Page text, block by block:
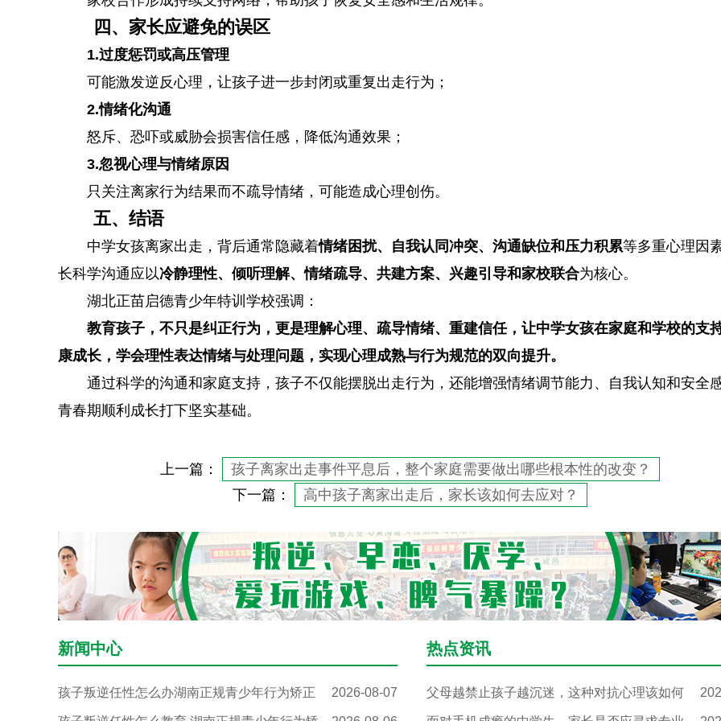
四、家长应避免的误区
1.过度惩罚或高压管理
可能激发逆反心理，让孩子进一步封闭或重复出走行为；
2.情绪化沟通
怒斥、恐吓或威胁会损害信任感，降低沟通效果；
3.忽视心理与情绪原因
只关注离家行为结果而不疏导情绪，可能造成心理创伤。
五、结语
中学女孩离家出走，背后通常隐藏着情绪困扰、自我认同冲突、沟通缺位和压力积累等多重心理因
长科学沟通应以冷静理性、倾听理解、情绪疏导、共建方案、兴趣引导和家校联合为核心。
湖北正苗启德青少年特训学校强调：
教育孩子，不只是纠正行为，更是理解心理、疏导情绪、重建信任，让中学女孩在家庭和学校的支
康成长，学会理性表达情绪与处理问题，实现心理成熟与行为规范的双向提升。
通过科学的沟通和家庭支持，孩子不仅能摆脱出走行为，还能增强情绪调节能力、自我认知和安全
青春期顺利成长打下坚实基础。
上一篇：
孩子离家出走事件平息后，整个家庭需要做出哪些根本性的改变？
下一篇：
高中孩子离家出走后，家长该如何去应对？
新闻中心
孩子叛逆任性怎么办湖南正规青少年行为矫正 2026-08-07
热点资讯
父母越禁止孩子越沉迷，这种对抗心理该如何